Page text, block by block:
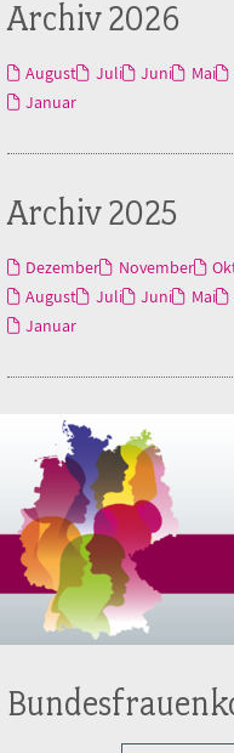
Archiv 2026
August Juli Juni Mai
Januar
Archiv 2025
Dezember November
August
Juli Juni Mai
Januar